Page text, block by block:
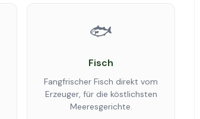
🐟
Fisch
Fangfrischer Fisch direkt vom
Erzeuger, für die köstlichsten
Meeresgerichte.